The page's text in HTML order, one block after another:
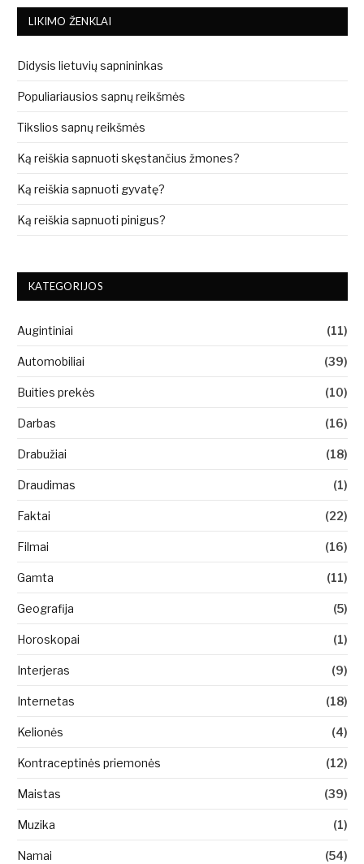
LIKIMO ŽENKLAI
Didysis lietuvių sapnininkas
Populiariausios sapnų reikšmės
Tikslios sapnų reikšmės
Ką reiškia sapnuoti skęstančius žmones?
Ką reiškia sapnuoti gyvatę?
Ką reiškia sapnuoti pinigus?
KATEGORIJOS
Augintiniai (11)
Automobiliai (39)
Buities prekės (10)
Darbas (16)
Drabužiai (18)
Draudimas (1)
Faktai (22)
Filmai (16)
Gamta (11)
Geografija (5)
Horoskopai (1)
Interjeras (9)
Internetas (18)
Kelionės (4)
Kontraceptinės priemonės (12)
Maistas (39)
Muzika (1)
Namai (54)